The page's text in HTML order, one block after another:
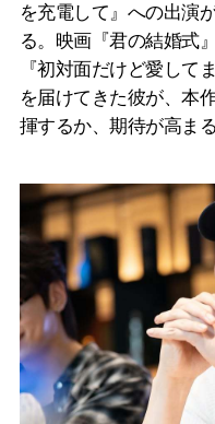
を充電して』への出演
る。映画『君の結婚式
『初対面だけど愛して
を届けてきた彼が、本
揮するか、期待が高まる